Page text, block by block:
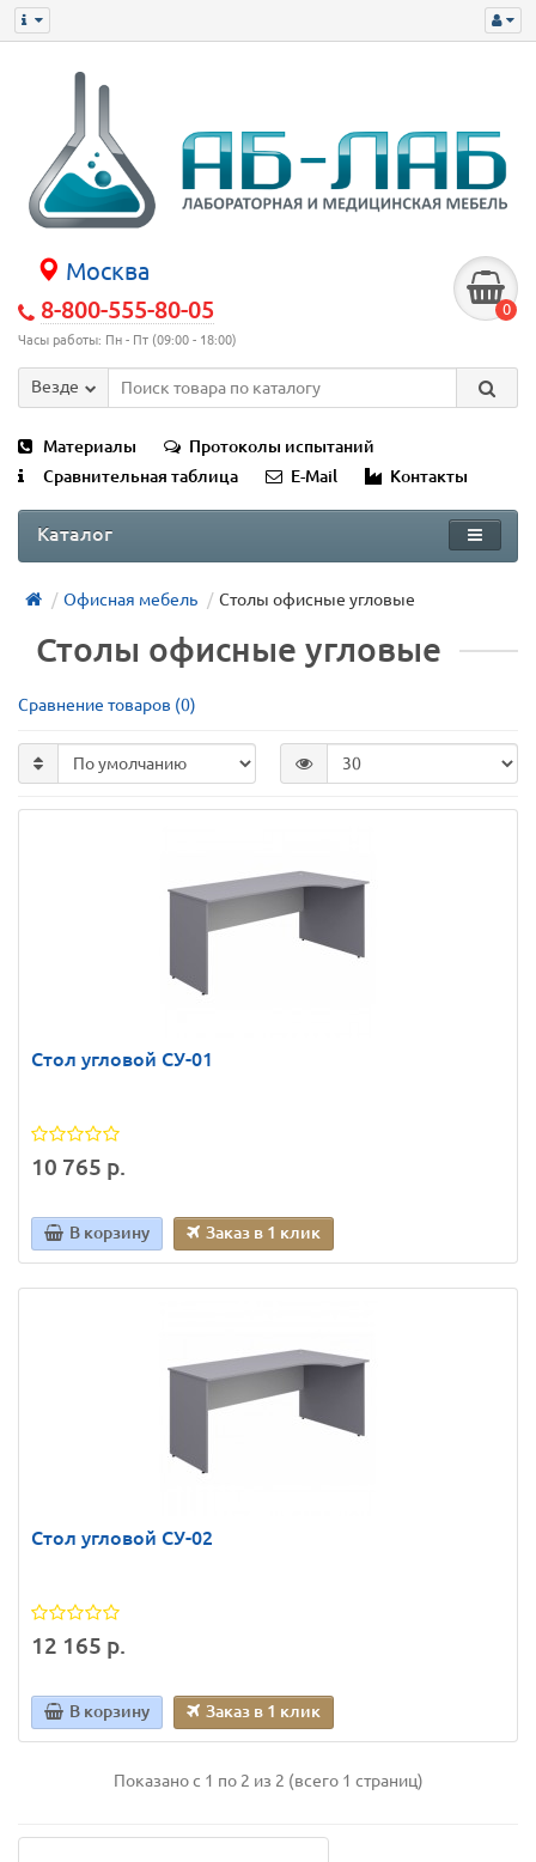
Москва
8-800-555-80-05
Часы работы: Пн - Пт (09:00 - 18:00)
0
Везде
Материалы
Протоколы испытаний
Сравнительная таблица
E-Mail Контакты
Каталог
Офисная мебель Столы офисные угловые
Столы офисные угловые
Сравнение товаров (0)
Стол угловой СУ-01
10 765 р.
В корзину Заказ в 1 клик
Стол угловой СУ-02
12 165 р.
В корзину Заказ в 1 клик
Показано с 1 по 2 из 2 (всего 1 страниц)